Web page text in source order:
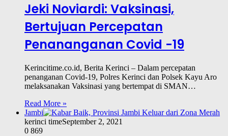
Jeki Noviardi: Vaksinasi,
Bertujuan Percepatan
Penananganan Covid -19
Kerincitime.co.id, Berita Kerinci – Dalam percepatan
penanganan Covid-19, Polres Kerinci dan Polsek Kayu Aro
melaksanakan Vaksinasi yang bertempat di SMAN…
Read More »
Jambi
kerinci timeSeptember 2, 2021
0 869